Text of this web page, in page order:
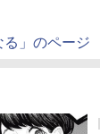
」のページ